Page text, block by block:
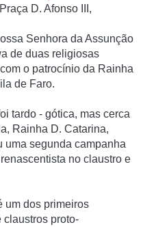
D. Afonso III,
Senhora da Assunção
de duas religiosas
o patrocínio da Rainha
de Faro.
tardo - gótica, mas cerca
Rainha D. Catarina,
uma segunda campanha
no claustro e
um dos primeiros
claustros proto-